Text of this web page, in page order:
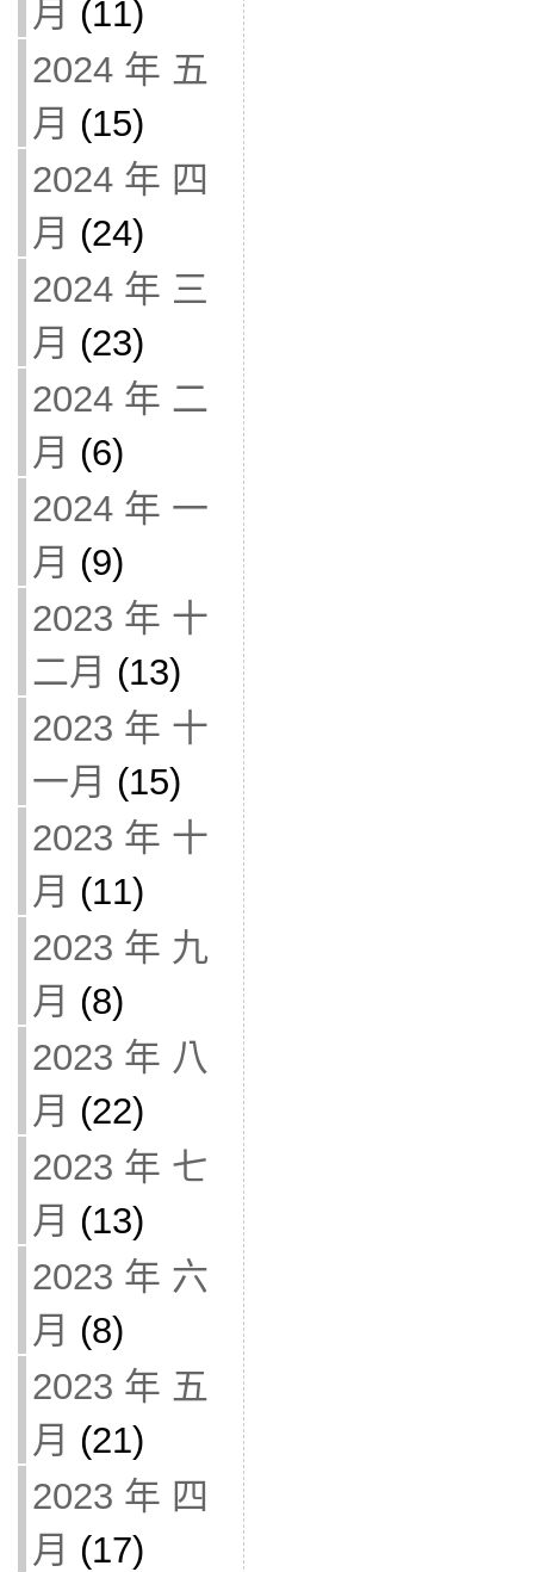
月 (11)
2024 年 五
月 (15)
2024 年 四
月 (24)
2024 年 三
月 (23)
2024 年 二
月 (6)
2024 年 一
月 (9)
2023 年 十
二月 (13)
2023 年 十
一月 (15)
2023 年 十
月 (11)
2023 年 九
月 (8)
2023 年 八
月 (22)
2023 年 七
月 (13)
2023 年 六
月 (8)
2023 年 五
月 (21)
2023 年 四
月 (17)